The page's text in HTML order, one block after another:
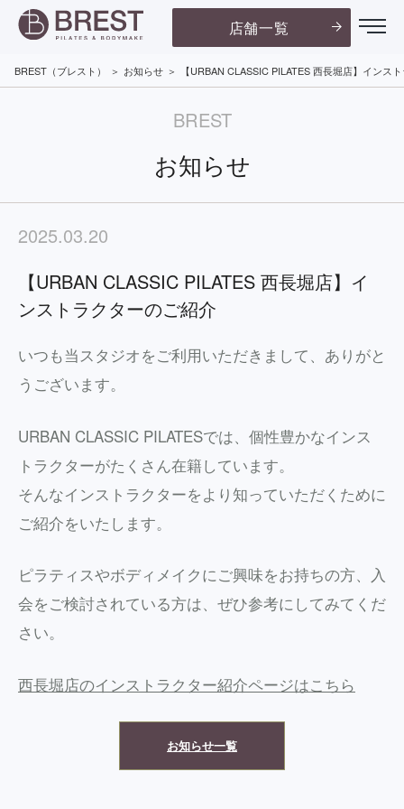
店舗一覧
BREST（ブレスト） お知らせ 【URBAN CLASSIC PILATES 西長堀店】インス
BREST
お知らせ
2025.03.20
【URBAN CLASSIC PILATES 西長堀店】イ
ンストラクターのご紹介
いつも当スタジオをご利用いただきまして、ありがと
うございます。
URBAN CLASSIC PILATESでは、個性豊かなインス
トラクターがたくさん在籍しています。
そんなインストラクターをより知っていただくために
ご紹介をいたします。
ピラティスやボディメイクにご興味をお持ちの方、入
会をご検討されている方は、ぜひ参考にしてみてくだ
さい。
西長堀店のインストラクター紹介ページはこちら
お知らせ一覧